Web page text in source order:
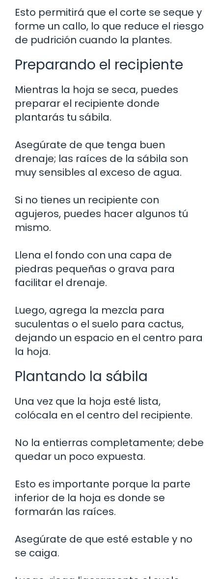
Esto permitirá que el corte se seque y
forme un callo, lo que reduce el riesgo
de pudrición cuando la plantes.
Preparando el recipiente
Mientras la hoja se seca, puedes
preparar el recipiente donde
plantarás tu sábila.
Asegúrate de que tenga buen
drenaje; las raíces de la sábila son
muy sensibles al exceso de agua.
Si no tienes un recipiente con
agujeros, puedes hacer algunos tú
mismo.
Llena el fondo con una capa de
piedras pequeñas o grava para
facilitar el drenaje.
Luego, agrega la mezcla para
suculentas o el suelo para cactus,
dejando un espacio en el centro para
la hoja.
Plantando la sábila
Una vez que la hoja esté lista,
colócala en el centro del recipiente.
No la entierras completamente; debe
quedar un poco expuesta.
Esto es importante porque la parte
inferior de la hoja es donde se
formarán las raíces.
Asegúrate de que esté estable y no
se caiga.